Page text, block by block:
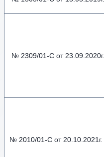
№ 2309/01-C от 23.09.2020г.
№ 2010/01-С от 20.10.2021г.